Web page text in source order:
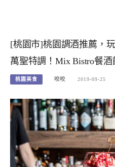
[桃園市]桃園調酒推薦，
萬聖特調！Mix Bistro餐酒
桃園美食 咬咬 2019-09-25